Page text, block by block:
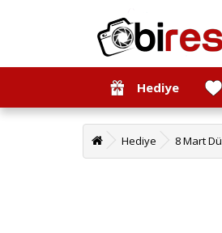
Hediye
Hediye 8 Mart